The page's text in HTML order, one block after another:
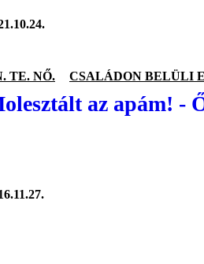
TE. NŐ. CSALÁDON BELÜLI
az apám! -